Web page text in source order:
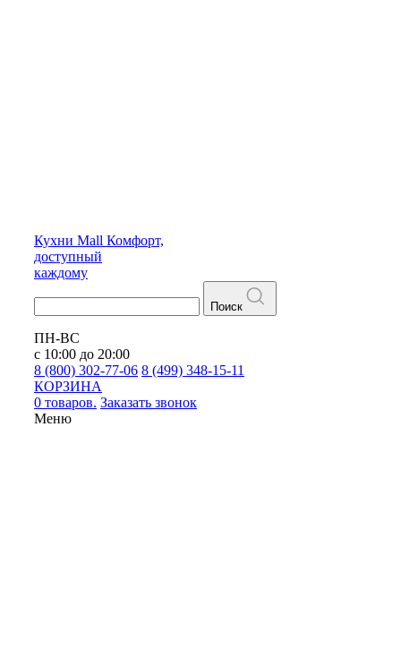
Кухни Mall Комфорт,
доступный
каждому
Поиск
ПН-ВС
с 10:00 до 20:00
8 (800) 302-77-06 8 (499) 348-15-11
КОРЗИНА
0 товаров. Заказать звонок
Меню